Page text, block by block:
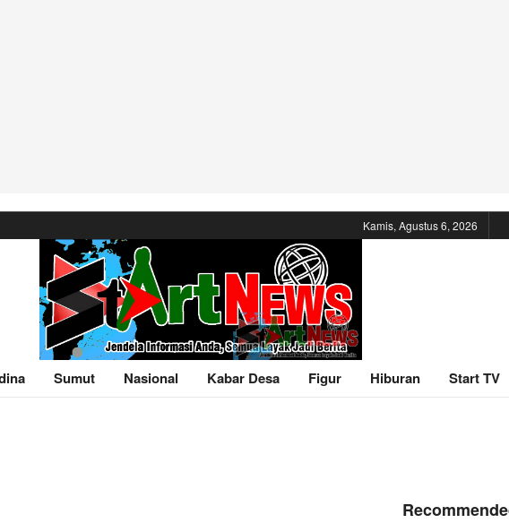
Kamis, Agustus 6, 2026
Sumut Nasional Kabar Desa Figur Hiburan Start TV